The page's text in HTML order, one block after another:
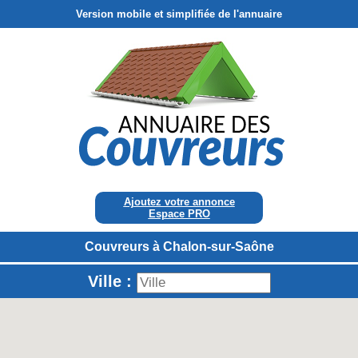
Version mobile et simplifiée de l'annuaire
Ajoutez votre annonce
Espace PRO
Couvreurs à Chalon-sur-Saône
Ville :